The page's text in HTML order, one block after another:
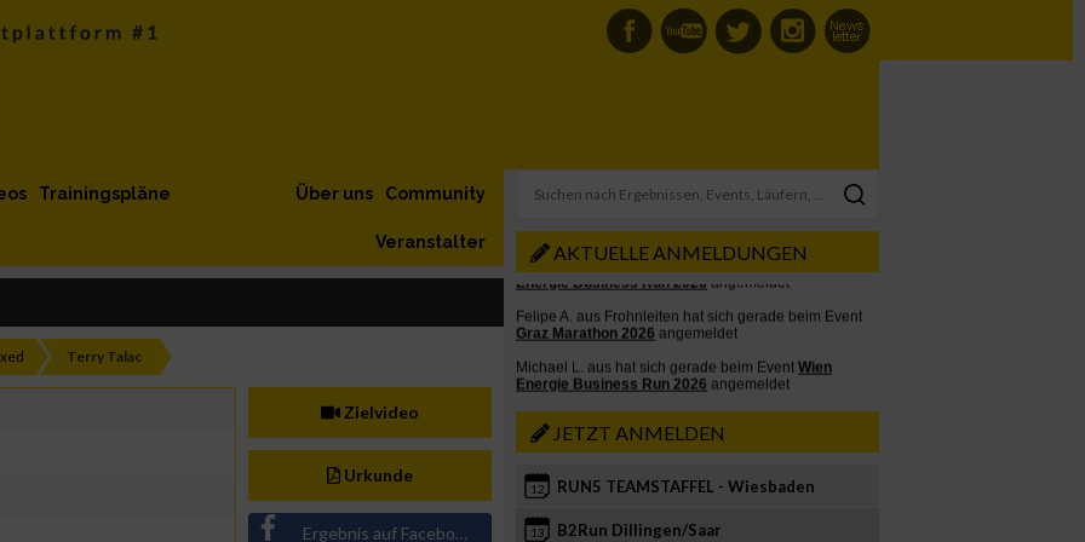
Trainingspläne Community
Über uns
Veranstalter
Terry Talac
Zielvideo
Urkunde
Ergebnis auf Facebook teilen
AKTUELLE ANMELDUNGEN
JETZT ANMELDEN
12 RUN5 TEAMSTAFFEL - Wiesbaden
13 B2Run Dillingen/Saar